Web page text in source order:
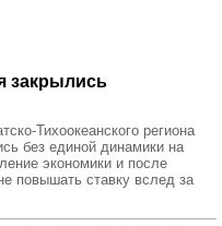
закрылись
Тихоокеанского региона
без единой динамики на
экономики и после
повышать ставку вслед за